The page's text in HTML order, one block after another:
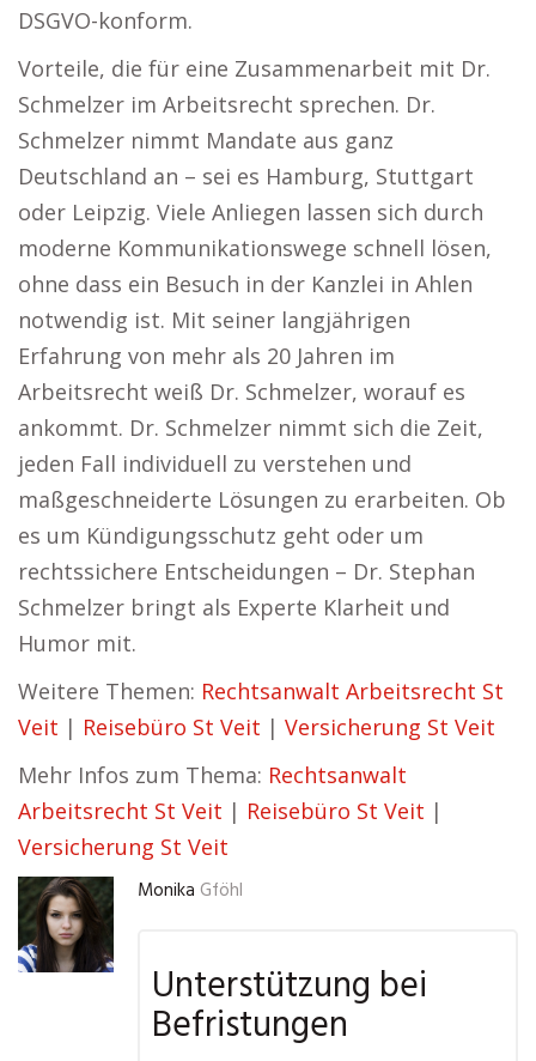
DSGVO-konform.
Vorteile, die für eine Zusammenarbeit mit Dr.
Schmelzer im Arbeitsrecht sprechen. Dr.
Schmelzer nimmt Mandate aus ganz
Deutschland an – sei es Hamburg, Stuttgart
oder Leipzig. Viele Anliegen lassen sich durch
moderne Kommunikationswege schnell lösen,
ohne dass ein Besuch in der Kanzlei in Ahlen
notwendig ist. Mit seiner langjährigen
Erfahrung von mehr als 20 Jahren im
Arbeitsrecht weiß Dr. Schmelzer, worauf es
ankommt. Dr. Schmelzer nimmt sich die Zeit,
jeden Fall individuell zu verstehen und
maßgeschneiderte Lösungen zu erarbeiten. Ob
es um Kündigungsschutz geht oder um
rechtssichere Entscheidungen – Dr. Stephan
Schmelzer bringt als Experte Klarheit und
Humor mit.
Weitere Themen: Rechtsanwalt Arbeitsrecht St
Veit | Reisebüro St Veit | Versicherung St Veit
Mehr Infos zum Thema: Rechtsanwalt
Arbeitsrecht St Veit | Reisebüro St Veit |
Versicherung St Veit
Monika Gföhl
Unterstützung bei
Befristungen